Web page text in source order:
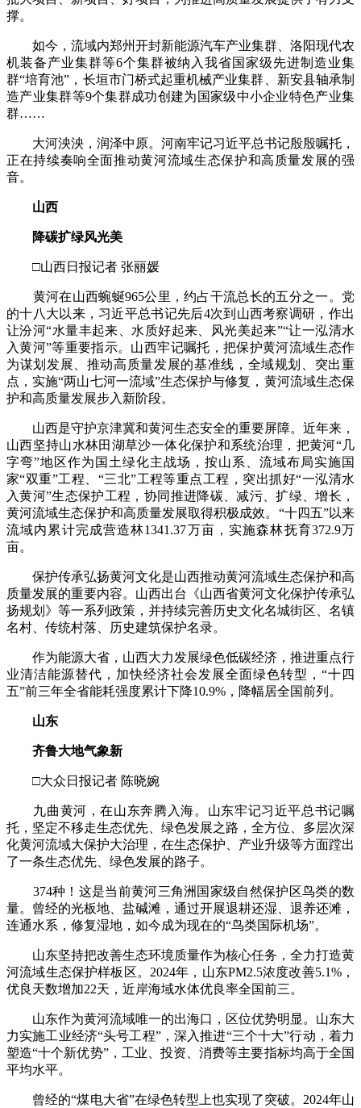
撑。
如今，流域内郑州开封新能源汽车产业集群、洛阳现代农
机装备产业集群等6个集群被纳入我省国家级先进制造业集
群“培育池”，长垣市门桥式起重机械产业集群、新安县轴承制
造产业集群等9个集群成功创建为国家级中小企业特色产业集
群……
大河泱泱，润泽中原。河南牢记习近平总书记殷殷嘱托，
正在持续奏响全面推动黄河流域生态保护和高质量发展的强
音。
山西
降碳扩绿风光美
□山西日报记者 张丽媛
黄河在山西蜿蜒965公里，约占干流总长的五分之一。党
的十八大以来，习近平总书记先后4次到山西考察调研，作出
让汾河“水量丰起来、水质好起来、风光美起来”“让一泓清水
入黄河”等重要指示。山西牢记嘱托，把保护黄河流域生态作
为谋划发展、推动高质量发展的基准线，全域规划、突出重
点，实施“两山七河一流域”生态保护与修复，黄河流域生态保
护和高质量发展步入新阶段。
山西是守护京津冀和黄河生态安全的重要屏障。近年来，
山西坚持山水林田湖草沙一体化保护和系统治理，把黄河“几
字弯”地区作为国土绿化主战场，按山系、流域布局实施国
家“双重”工程、“三北”工程等重点工程，突出抓好“一泓清水
入黄河”生态保护工程，协同推进降碳、减污、扩绿、增长，
黄河流域生态保护和高质量发展取得积极成效。“十四五”以来
流域内累计完成营造林1341.37万亩，实施森林抚育372.9万
亩。
保护传承弘扬黄河文化是山西推动黄河流域生态保护和高
质量发展的重要内容。山西出台《山西省黄河文化保护传承弘
扬规划》等一系列政策，并持续完善历史文化名城街区、名镇
名村、传统村落、历史建筑保护名录。
作为能源大省，山西大力发展绿色低碳经济，推进重点行
业清洁能源替代，加快经济社会发展全面绿色转型，“十四
五”前三年全省能耗强度累计下降10.9%，降幅居全国前列。
山东
齐鲁大地气象新
□大众日报记者 陈晓婉
九曲黄河，在山东奔腾入海。山东牢记习近平总书记嘱
托，坚定不移走生态优先、绿色发展之路，全方位、多层次深
化黄河流域大保护大治理，在生态保护、产业升级等方面蹚出
了一条生态优先、绿色发展的路子。
374种！这是当前黄河三角洲国家级自然保护区鸟类的数
量。曾经的光板地、盐碱滩，通过开展退耕还湿、退养还滩，
连通水系，修复湿地，如今成为现在的“鸟类国际机场”。
山东坚持把改善生态环境质量作为核心任务，全力打造黄
河流域生态保护样板区。2024年，山东PM2.5浓度改善5.1%，
优良天数增加22天，近岸海域水体优良率全国前三。
山东作为黄河流域唯一的出海口，区位优势明显。山东大
力实施工业经济“头号工程”，深入推进“三个十大”行动，着力
塑造“十个新优势”，工业、投资、消费等主要指标均高于全国
平均水平。
曾经的“煤电大省”在绿色转型上也实现了突破。2024年山